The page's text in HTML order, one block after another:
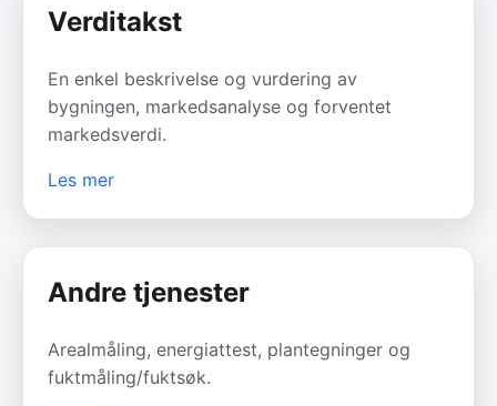
Verditakst
En enkel beskrivelse og vurdering av
bygningen, markedsanalyse og forventet
markedsverdi.
Les mer
Andre tjenester
Arealmåling, energiattest, plantegninger og
fuktmåling/fuktsøk.